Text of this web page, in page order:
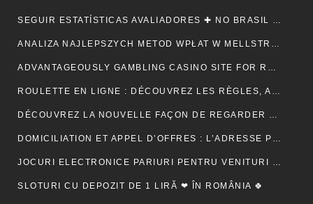
SEGUIR ESTATÍSTICAS AVALIADORES ✚ NO BRASIL 🎤
ANALIZA NAJLEPSZYCH METOD WPŁAT W MELLSTROY: JAK ZAPEWNIĆ SOBIE BEZPIECZEŃSTWO
ADVANTAGEOUSLY GAMBLING CASINO SITE FOR RELY METHOD ACTING BETONLINE _ CANADA TRY YOUR LUCK
ROULETTE EN LIGNE : DÉCOUVREZ LES RÈGLES, ASTUCES ET MÉTHODES POUR GAGNER
DÉCOUVREZ LA NOUVELLE FAÇON DE REGARDER LA TÉLÉVISION AVEC MON AGENCE IPTV
DOMICILIATION ET APPEL D’OFFRES : L’ADRESSE PEUT-ELLE RASSURER UN ACHETEUR ?
JOCURI ELECTRONICE PARIURI PENTRU VENITURI SUPLIMENTARE – RO 🍾
SLOTURI CU DEPOZIT DE 1 LIRĂ ❤ ÎN ROMÂNIA 🍀